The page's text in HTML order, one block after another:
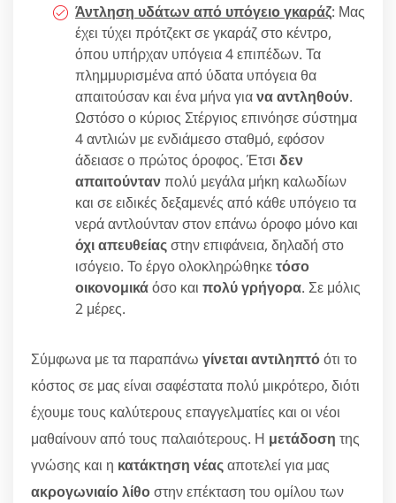
Άντληση υδάτων από υπόγειo γκαράζ: Μας
έχει τύχει πρότζεκτ σε γκαράζ στο κέντρο,
όπου υπήρχαν υπόγεια 4 επιπέδων. Τα
πλημμυρισμένα από ύδατα υπόγεια θα
απαιτούσαν και ένα μήνα γιανα αντληθούν.
Ωστόσο ο κύριος Στέργιος επινόησε σύστημα
4 αντλιών με ενδιάμεσο σταθμό, εφόσον
άδειασε ο πρώτος όροφος. Έτσι δεν
απαιτούντανπολύ μεγάλα μήκη καλωδίων
και σε ειδικές δεξαμενές από κάθε υπόγειο τα
νερά αντλούνταν στον επάνω όροφο μόνο και
όχι απευθείαςστην επιφάνεια, δηλαδή στο
ισόγειο. Το έργο ολοκληρώθηκετόσο
οικονομικάόσο και πολύ γρήγορα. Σε μόλις
2 μέρες.
Σύμφωνα με τα παραπάνω γίνεται αντιληπτόότι το
κόστος σε μας είναι σαφέστατα πολύ μικρότερο, διότι
έχουμε τους καλύτερους επαγγελματίες και οι νέοι
μαθαίνουν από τους παλαιότερους. Η μετάδοση της
γνώσης και η κατάκτηση νέαςαποτελεί για μας
ακρογωνιαίο λίθοστην επέκταση του ομίλου των